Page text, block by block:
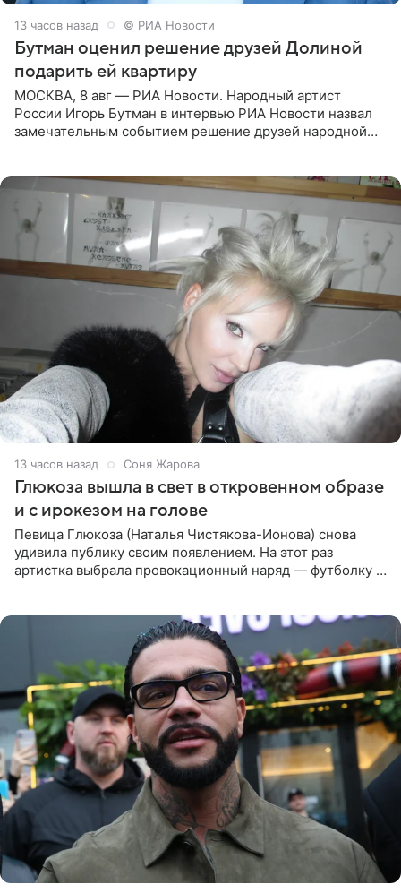
13 часов назад © РИА Новости
Бутман оценил решение друзей Долиной
подарить ей квартиру
МОСКВА, 8 авг — РИА Новости. Народный артист
России Игорь Бутман в интервью РИА Новости назвал
замечательным событием решение друзей народной
13 часов назад Соня Жарова
Глюкоза вышла в свет в откровенном образе
и с ирокезом на голове
Певица Глюкоза (Наталья Чистякова-Ионова) снова
удивила публику своим появлением. На этот раз
артистка выбрала провокационный наряд — футболку с